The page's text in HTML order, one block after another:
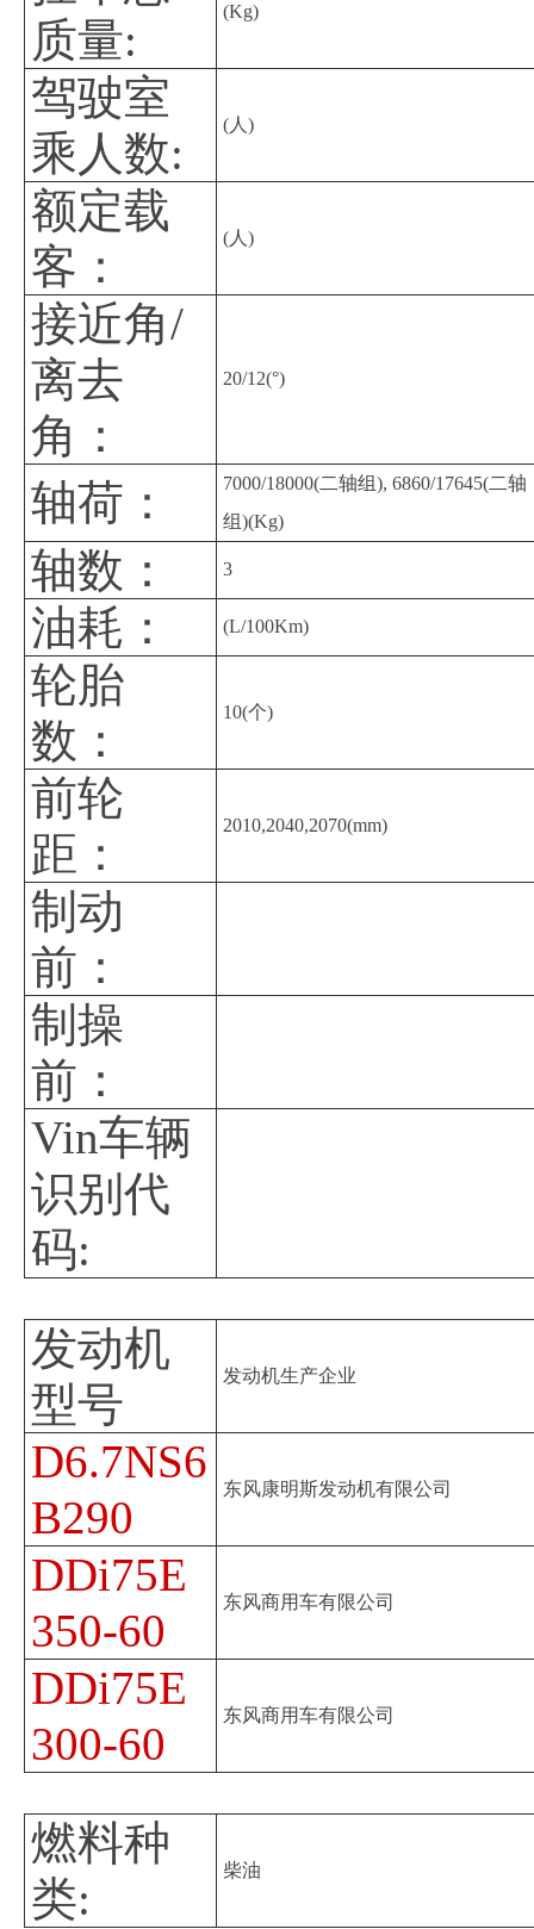
质量:
(Kg)
驾驶室
乘人数:
(人)
额定载
客：
(人)
接近角/
离去
角：
20/12(°)
轴荷：
7000/18000(二轴组), 6860/17645(二轴
组)(Kg)
轴数： 3
油耗： (L/100Km)
轮胎
数：
10(个)
前轮
距：
2010,2040,2070(mm)
制动
前：
制操
前：
Vin车辆
识别代
码:
发动机
型号
发动机生产企业
D6.7NS6
B290
东风康明斯发动机有限公司
DDi75E
350-60
东风商用车有限公司
DDi75E
300-60
东风商用车有限公司
燃料种
类:
柴油